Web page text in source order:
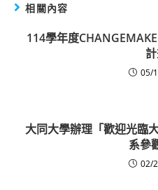
相關內容
114學年度
05/
大同大學辦理「歡迎光臨
系參
02/